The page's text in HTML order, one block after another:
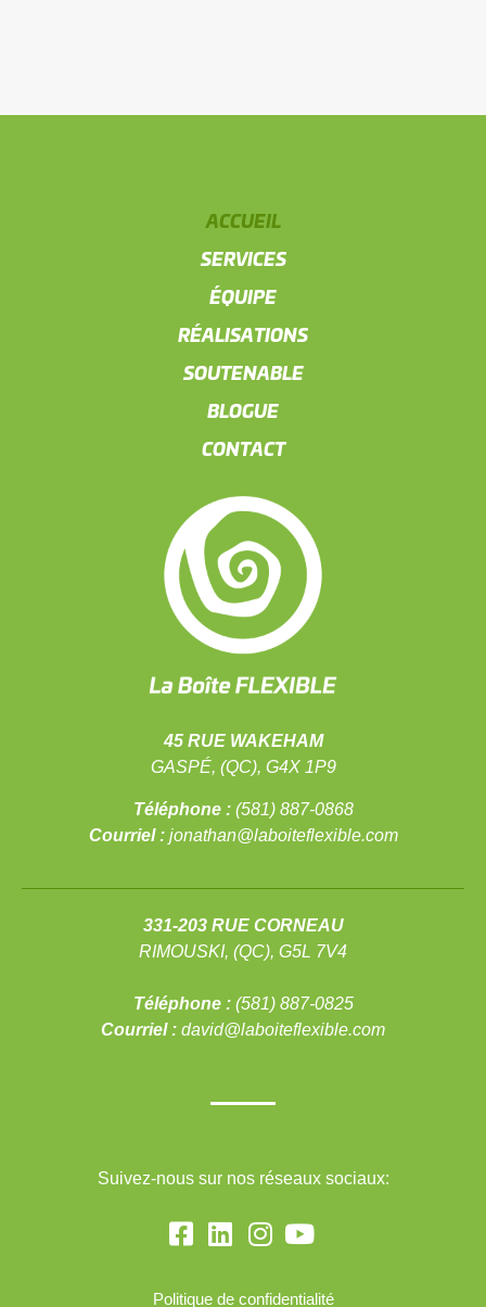
ACCUEIL
SERVICES
ÉQUIPE
RÉALISATIONS
SOUTENABLE
BLOGUE
CONTACT
45 RUE WAKEHAM
GASPÉ, (QC), G4X 1P9
Téléphone : (581) 887-0868
Courriel : jonathan@laboiteflexible.com
331-203 RUE CORNEAU
RIMOUSKI, (QC), G5L 7V4
Téléphone : (581) 887-0825
Courriel : david@laboiteflexible.com
Suivez-nous sur nos réseaux sociaux:
Politique de confidentialité